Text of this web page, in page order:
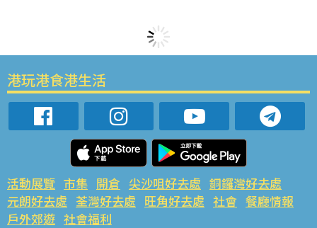
港玩港食港生活
活動展覽 市集 開倉 尖沙咀好去處 銅鑼灣好去處
元朗好去處 荃灣好去處 旺角好去處 社會 餐廳情報
戶外郊遊 社會福利